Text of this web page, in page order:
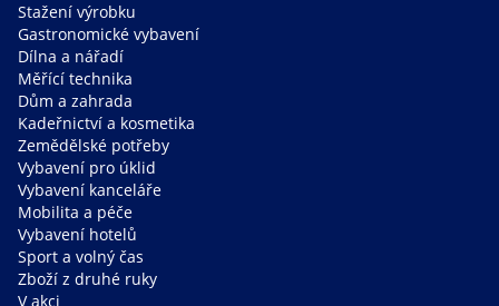
Stažení výrobku
Gastronomické vybavení
Dílna a nářadí
Měřící technika
Dům a zahrada
Kadeřnictví a kosmetika
Zemědělské potřeby
Vybavení pro úklid
Vybavení kanceláře
Mobilita a péče
Vybavení hotelů
Sport a volný čas
Zboží z druhé ruky
V akci